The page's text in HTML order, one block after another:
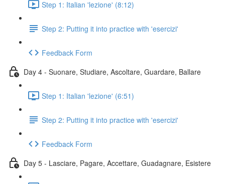
Step 1: Italian 'lezione' (8:12)
Step 2: Putting it into practice with 'esercizi'
Feedback Form
Day 4 - Suonare, Studiare, Ascoltare, Guardare, Ballare
Step 1: Italian 'lezione' (6:51)
Step 2: Putting it into practice with 'esercizi'
Feedback Form
Day 5 - Lasciare, Pagare, Accettare, Guadagnare, Esistere